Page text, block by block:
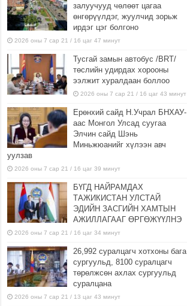
залуучууд чөлөөт цагаа
өнгөрүүлдэг, жуулчид зорьж
ирдэг цэг болгоно
2026 оны 7 сар 21 / 16 цаг 47 минут
Тусгай замын автобус /BRT/
төслийн удирдах хорооны
ээлжит хуралдаан боллоо
2026 оны 7 сар 21 / 16 цаг 43 минут
Ерөнхий сайд Н.Учрал БНХАУ-
аас Монгол Улсад суугаа
Элчин сайд Шэнь
Миньжюанийг хүлээн авч
уулзав
2026 оны 7 сар 21 / 16 цаг 39 минут
БҮГД НАЙРАМДАХ
ТАЖИКИСТАН УЛСТАЙ
ЭДИЙН ЗАСГИЙН ХАМТЫН
АЖИЛЛАГААГ ӨРГӨЖҮҮЛНЭ
2026 оны 7 сар 21 / 16 цаг 34 минут
26,992 суралцагч хотхоны бага
сургуульд, 8100 суралцагч
төрөлжсөн ахлах сургуульд
суралцана
2026 оны 7 сар 21 / 13 цаг 43 минут